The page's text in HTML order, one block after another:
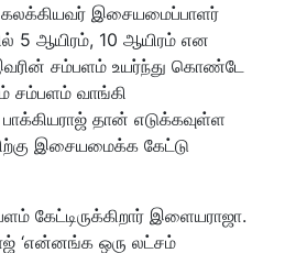
கலக்கியவர் இசையமைப்பாளர்
5 ஆயிரம், 10 ஆயிரம் என
சம்பளம் உயர்ந்து கொண்டே
சம்பளம் வாங்கி
தான் எடுக்கவுள்ள
இசையமைக்க கேட்டு
கேட்டிருக்கிறார் இளையராஜா.
‘என்னங்க ஒரு லட்சம்